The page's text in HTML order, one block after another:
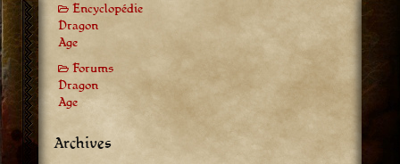
Encyclopédie
Dragon
Age
Forums
Dragon
Age
Archives